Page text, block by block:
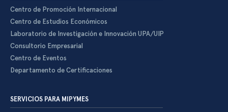
Centro de Promoción Internacional
Centro de Estudios Económicos
Laboratorio de Investigación e Innovación UPA/UIP
Consultorio Empresarial
Centro de Eventos
Departamento de Certificaciones
SERVICIOS PARA MIPYMES